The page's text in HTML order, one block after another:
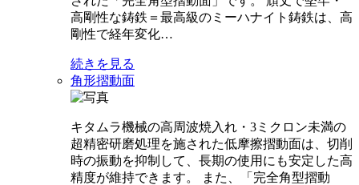
高剛性な鋳鉄＝最高級のミーハナイト鋳鉄は、高
剛性で経年変化…
続きを見る
角形摺動面
キタムラ機械の高周波焼入れ・3ミクロン未満の
超精密研磨処理を施された低摩擦摺動面は、切削
時の振動を抑制して、長期の使用にも安定した高
精度が維持できます。 また、「完全角型摺動